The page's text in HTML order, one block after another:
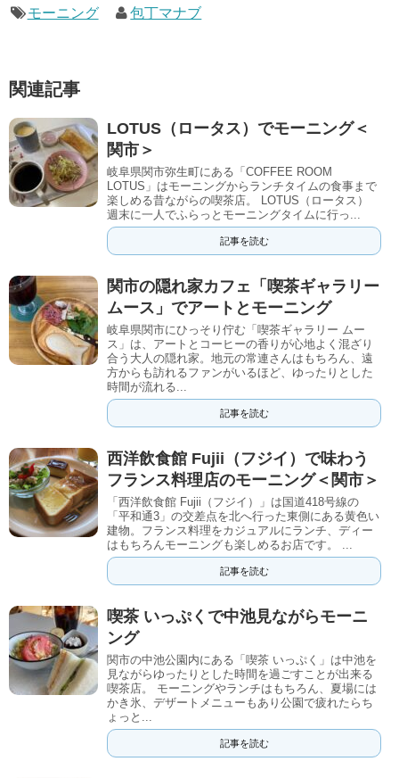
モーニング 包丁マナブ
関連記事
LOTUS（ロータス）でモーニング＜
関市＞
岐阜県関市弥生町にある「COFFEE ROOM
LOTUS」はモーニングからランチタイムの食事まで
楽しめる昔ながらの喫茶店。 LOTUS（ロータス）
週末に一人でふらっとモーニングタイムに行っ...
記事を読む
関市の隠れ家カフェ「喫茶ギャラリー
ムース」でアートとモーニング
岐阜県関市にひっそり佇む「喫茶ギャラリー ムー
ス」は、アートとコーヒーの香りが心地よく混ざり
合う大人の隠れ家。地元の常連さんはもちろん、遠
方からも訪れるファンがいるほど、ゆったりとした
時間が流れる...
記事を読む
西洋飲食館 Fujii（フジイ）で味わう
フランス料理店のモーニング＜関市＞
「西洋飲食館 Fujii（フジイ）」は国道418号線の
「平和通3」の交差点を北へ行った東側にある黄色い
建物。フランス料理をカジュアルにランチ、ディー
はもちろんモーニングも楽しめるお店です。 ...
記事を読む
喫茶 いっぷくで中池見ながらモーニ
ング
関市の中池公園内にある「喫茶 いっぷく」は中池を
見ながらゆったりとした時間を過ごすことが出来る
喫茶店。 モーニングやランチはもちろん、夏場には
かき氷、デザートメニューもあり公園で疲れたらち
ょっと...
記事を読む